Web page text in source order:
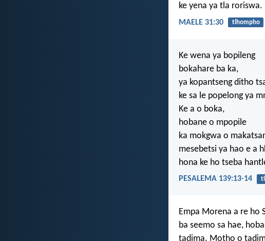
ke yena ya tla roriswa.
MAELE 31:30 tlhompho
Ke wena ya bopileng
bokahare ba ka,
ya kopantseng ditho
ke sa le popelong ya
Ke a o boka,
hobane o mpopile
ka mokgwa o
mesebetsi ya hao e a
hona ke ho tseba
PESALEMA 139:13-14
Empa Morena a re ho
ba seemo sa hae,
tadima. Motho o